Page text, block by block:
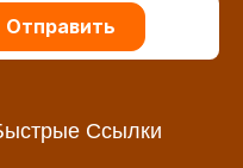
Отправить
Ссылки